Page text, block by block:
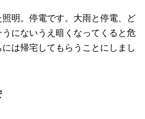
明。停電です。大雨と停電、ど
にないうえ暗くなってくると危
は帰宅してもらうことにしまし